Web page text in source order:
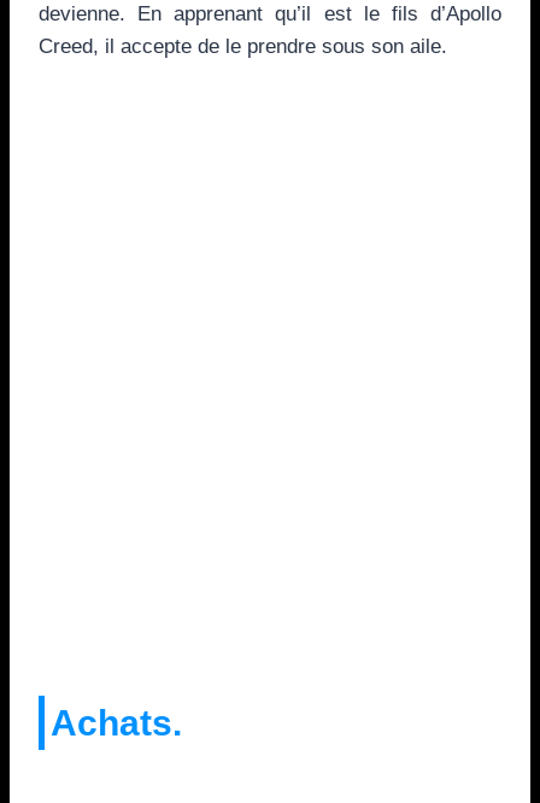
devienne. En apprenant qu’il est le fils d’Apollo
Creed, il accepte de le prendre sous son aile.
Achats.